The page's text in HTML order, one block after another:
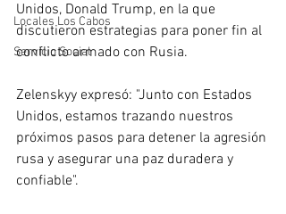
Locales Los Cabos
Servicio Social
Unidos, Donald Trump, en la que
discutieron estrategias para poner fin al
conflicto armado con Rusia.
Zelenskyy expresó: "Junto con Estados
Unidos, estamos trazando nuestros
próximos pasos para detener la agresión
rusa y asegurar una paz duradera y
confiable".